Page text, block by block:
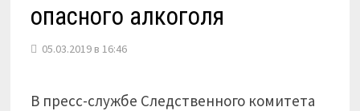
опасного алкоголя
05.03.2019 в 16:46
В пресс-службе Следственного комитета